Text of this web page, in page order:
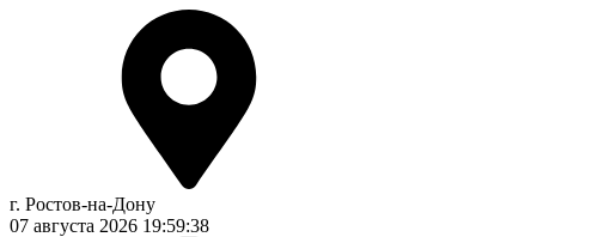
г. Ростов-на-Дону
07 августа 2026 19:59:39